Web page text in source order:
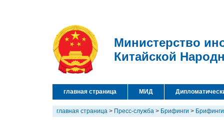
Министерство
Китайской
главная страница МИД
главная страница > Пресс-служба > Брифинги > Брифинги